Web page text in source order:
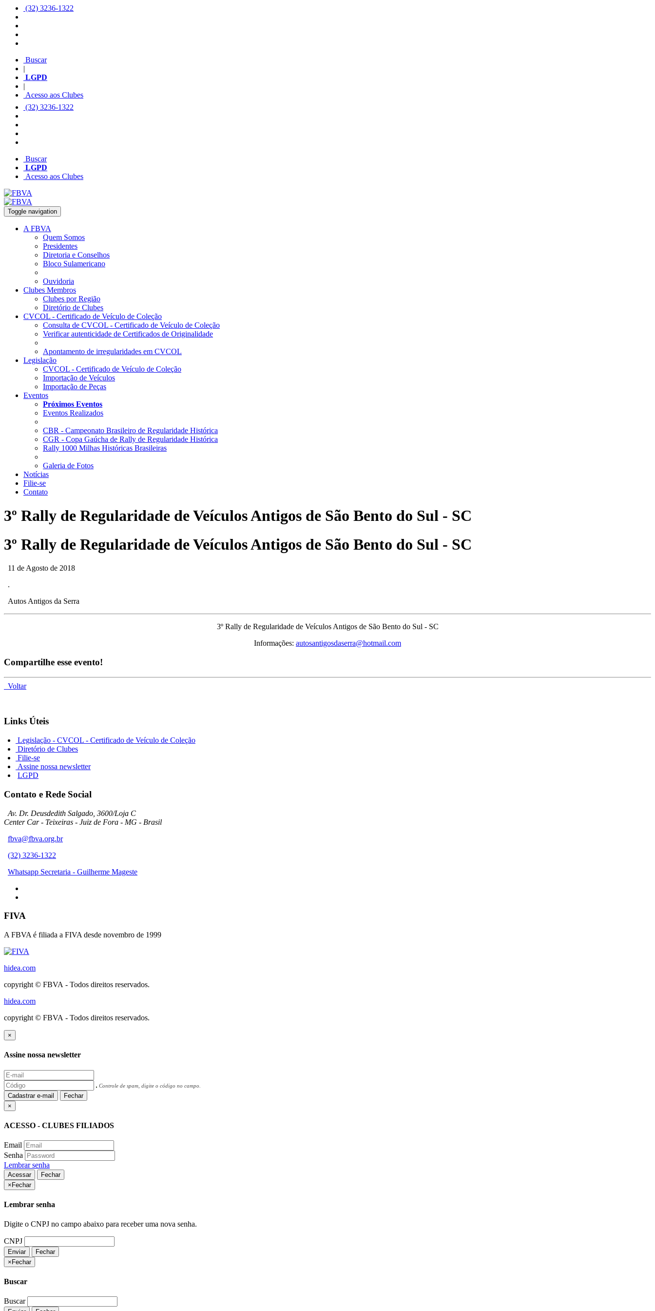
(32) 3236-1322
Buscar
|
LGPD
|
Acesso aos Clubes
(32) 3236-1322
Buscar
LGPD
Acesso aos Clubes
Toggle navigation
A FBVA
Quem Somos
Presidentes
Diretoria e Conselhos
Bloco Sulamericano
Ouvidoria
Clubes Membros
Clubes por Região
Diretório de Clubes
CVCOL - Certificado de Veículo de Coleção
Consulta de CVCOL - Certificado de Veículo de Coleção
Verificar autenticidade de Certificados de Originalidade
Apontamento de irregularidades em CVCOL
Legislação
CVCOL - Certificado de Veículo de Coleção
Importação de Veículos
Importação de Peças
Eventos
Próximos Eventos
Eventos Realizados
CBR - Campeonato Brasileiro de Regularidade Histórica
CGR - Copa Gaúcha de Rally de Regularidade Histórica
Rally 1000 Milhas Históricas Brasileiras
Galeria de Fotos
Notícias
Filie-se
Contato
3º Rally de Regularidade de Veículos Antigos de São Bento do Sul - SC
3º Rally de Regularidade de Veículos Antigos de São Bento do Sul - SC
11 de Agosto de 2018
.
Autos Antigos da Serra
3º Rally de Regularidade de Veículos Antigos de São Bento do Sul - SC
Informações: autosantigosdaserra@hotmail.com
Compartilhe esse evento!
Voltar
Links Úteis
Legislação - CVCOL - Certificado de Veículo de Coleção
Diretório de Clubes
Filie-se
Assine nossa newsletter
LGPD
Contato e Rede Social
Av. Dr. Deusdedith Salgado, 3600/Loja C
Center Car - Teixeiras - Juiz de Fora - MG - Brasil
fbva@fbva.org.br
(32) 3236-1322
Whatsapp Secretaria - Guilherme Mageste
FIVA
A FBVA é filiada a FIVA desde novembro de 1999
hidea.com
copyright © FBVA - Todos direitos reservados.
hidea.com
copyright © FBVA - Todos direitos reservados.
×
Assine nossa newsletter
Controle de spam, digite o código no campo.
Cadastrar e-mail
Fechar
×
ACESSO - CLUBES FILIADOS
Email
Senha
Lembrar senha
Acessar
Fechar
× Fechar
Lembrar senha
Digite o CNPJ no campo abaixo para receber uma nova senha.
CNPJ
Enviar
Fechar
×Fechar
Buscar
Buscar